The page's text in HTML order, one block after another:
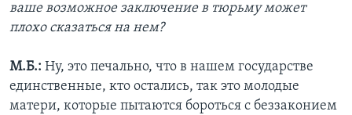
ваше возможное заключение в тюрьму может
плохо сказаться на нем?
М.Б.: Ну, это печально, что в нашем государстве
единственные, кто остались, так это молодые
матери, которые пытаются бороться с беззаконием